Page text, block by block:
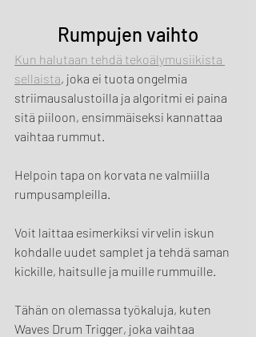
Rumpujen vaihto
Kun halutaan tehdä tekoälymusiikista
sellaista, joka ei tuota ongelmia
striimausalustoilla ja algoritmi ei paina
sitä piiloon, ensimmäiseksi kannattaa
vaihtaa rummut.
Helpoin tapa on korvata ne valmiilla
rumpusampleilla.
Voit laittaa esimerkiksi virvelin iskun
kohdalle uudet samplet ja tehdä saman
kickille, haitsulle ja muille rummuille.
Tähän on olemassa työkaluja, kuten
Waves Drum Trigger, joka vaihtaa